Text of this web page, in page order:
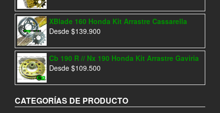
XBlade 160 Honda Kit Arrastre Cassarella
Desde $139.900
Cb 190 R // Nx 190 Honda Kit Arrastre Gaviria
Desde $109.500
CATEGORÍAS DE PRODUCTO